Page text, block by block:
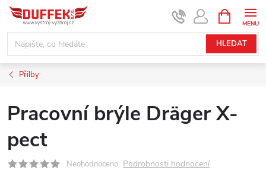
Přejít
obsah
HLEDAT
NÁKUPNÍ
KOŠÍK
Přilby
Pracovní brýle Dräger X-
pect
Neohodnoceno Podrobnosti hodnocení